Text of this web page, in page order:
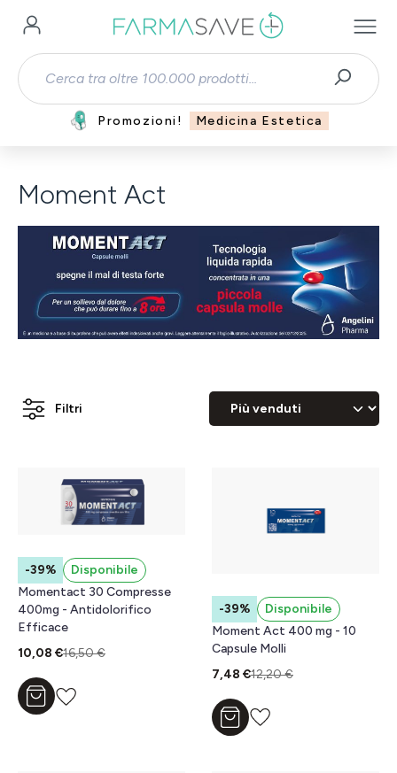
Passa al contenuto principale
Promozioni! Medicina Estetica
Moment Act
Filtri
-39%
Disponibile
Momentact 30 Compresse
400mg - Antidolorifico
Efficace
10,08 €16,50 €
Aggiungi al carrello
-39%
Disponibile
Moment Act 400 mg - 10
Capsule Molli
7,48 €12,20 €
Aggiungi al carrello